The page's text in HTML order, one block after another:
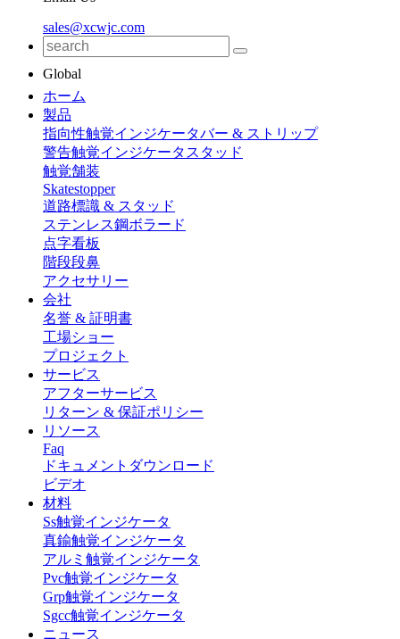
sales@xcwjc.com
Global
ホーム
製品
指向性触覚インジケータバー & ストリップ
警告触覚インジケータスタッド
触覚舗装
Skatestopper
道路標識 & スタッド
ステンレス鋼ボラード
点字看板
階段段鼻
アクセサリー
会社
名誉 & 証明書
工場ショー
プロジェクト
サービス
アフターサービス
リターン & 保証ポリシー
リソース
Faq
ドキュメントダウンロード
ビデオ
材料
Ss触覚インジケータ
真鍮触覚インジケータ
アルミ触覚インジケータ
Pvc触覚インジケータ
Grp触覚インジケータ
Sgcc触覚インジケータ
ニュース